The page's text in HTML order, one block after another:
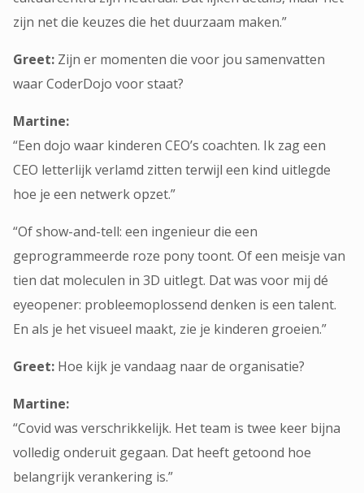
zijn net die keuzes die het duurzaam maken.”
Greet: Zijn er momenten die voor jou samenvatten
waar CoderDojo voor staat?
Martine:
“Een dojo waar kinderen CEO’s coachten. Ik zag een
CEO letterlijk verlamd zitten terwijl een kind uitlegde
hoe je een netwerk opzet.”
“Of show-and-tell: een ingenieur die een
geprogrammeerde roze pony toont. Of een meisje van
tien dat moleculen in 3D uitlegt. Dat was voor mij dé
eyeopener: probleemoplossend denken is een talent.
En als je het visueel maakt, zie je kinderen groeien.”
Greet: Hoe kijk je vandaag naar de organisatie?
Martine:
“Covid was verschrikkelijk. Het team is twee keer bijna
volledig onderuit gegaan. Dat heeft getoond hoe
belangrijk verankering is.”